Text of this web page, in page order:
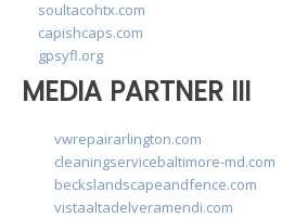
soultacohtx.com
capishcaps.com
gpsyfl.org
MEDIA PARTNER III
vwrepairarlington.com
cleaningservicebaltimore-md.com
beckslandscapeandfence.com
vistaaltadelveramendi.com